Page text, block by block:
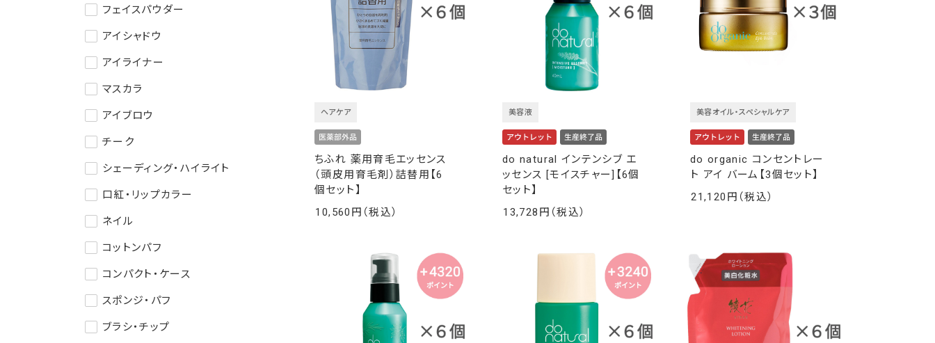
フェイスパウダー
アイシャドウ
アイライナー
マスカラ
アイブロウ
チーク
シェーディング・ハイライト
口紅・リップカラー
ネイル
コットンパフ
コンパクト・ケース
スポンジ・パフ
ブラシ・チップ
ちふれ 薬用育毛エッセンス
（頭皮用育毛剤）詰替用【6
個セット】
ヘアケア
10,560
do natural インテンシブ エ
ッセンス [モイスチャー]【6個
セット】
美容液
13,728
do organic コンセントレー
ト アイ バーム【3個セット】
美容オイル・スペシャルケア
21,120